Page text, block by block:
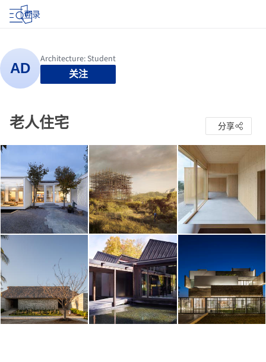
登录
关注
老人住宅 分享